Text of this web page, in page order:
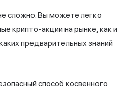
сложно. Вы можете легко
крипто-акции на рынке, как и
предварительных знаний
способ косвенного